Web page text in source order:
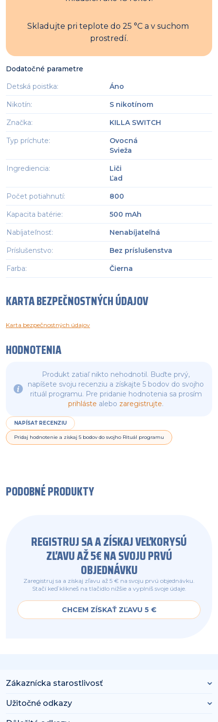
Skladujte pri teplote do 25 °C a v suchom
prostredí.
Dodatočné parametre
Detská poistka: Áno
Nikotín: S nikotínom
Značka: KILLA SWITCH
Typ príchute:
Ovocná
Svieža
Ingrediencia:
Liči
Ľad
Počet potiahnutí: 800
Kapacita batérie: 500 mAh
Nabíjateľnosť: Nenabíjateľná
Príslušenstvo: Bez príslušenstva
Farba: Čierna
KARTA BEZPEČNOSTNÝCH ÚDAJOV
Karta bezpečnostných údajov
HODNOTENIA
Produkt zatiaľ nikto nehodnotil. Buďte prvý,
napíšete svoju recenziu a získajte 5 bodov do svojho
rituál programu. Pre pridanie hodnotenia sa prosím
prihláste alebo zaregistrujte.
NAPÍSAŤ RECENZIU
Pridaj hodnotenie a získaj 5 bodov do svojho Rituál programu
PODOBNÉ PRODUKTY
REGISTRUJ SA A ZÍSKAJ VEĽKORYSÚ
ZĽAVU AŽ 5€ NA SVOJU PRVÚ
OBJEDNÁVKU
Zaregistruj sa a získaj zľavu až 5 € na svoju prvú objednávku.
Stačí keď klikneš na tlačidlo nižšie a vyplníš svoje údaje.
CHCEM ZÍSKAŤ ZĽAVU 5 €
Zákaznícka starostlivosť
Užitočné odkazy